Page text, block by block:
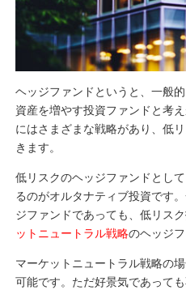
ヘッジファンドというと、一般
資産を増やす投資ファンドと考
にはさまざまな戦略があり、低
きます。
低リスクのヘッジファンドとし
るのがオルタナティブ投資です
ジファンドであっても、低リス
ットニュートラル戦略のヘッジフ
マーケットニュートラル戦略の
可能です。ただ好景気であって